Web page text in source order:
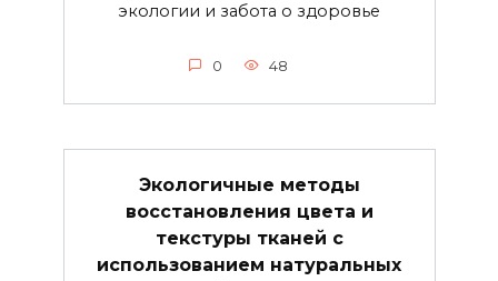
экологии и забота о здоровье
0 48
Экологичные методы
восстановления цвета и
текстуры тканей с
использованием натуральных